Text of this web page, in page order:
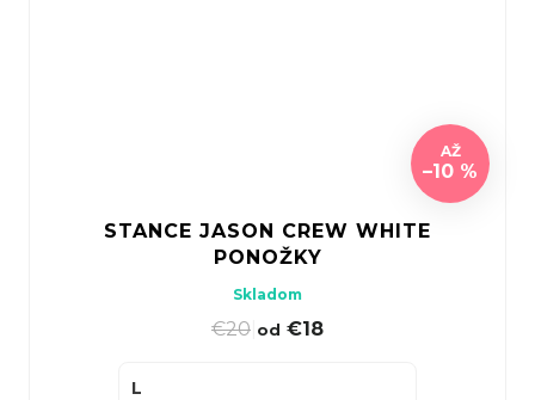
AŽ
–10 %
STANCE JASON CREW WHITE
PONOŽKY
Skladom
€20 od €18
L